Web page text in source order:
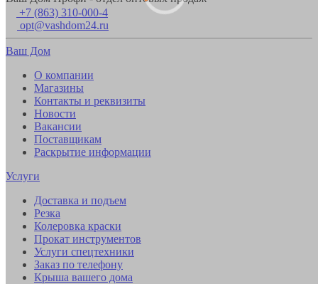
+7 (863) 310-000-4
opt@vashdom24.ru
Ваш Дом
О компании
Магазины
Контакты и реквизиты
Новости
Вакансии
Поставщикам
Раскрытие информации
Услуги
Доставка и подъем
Резка
Колеровка краски
Прокат инструментов
Услуги спецтехники
Заказ по телефону
Крыша вашего дома